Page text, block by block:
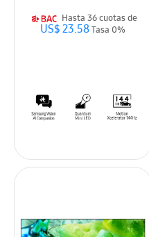
Hasta 36 cuotas de
US$ 23.58Tasa 0%